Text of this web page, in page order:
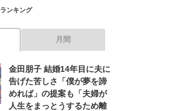
ランキング
月間
金田朋子 結婚14年目に夫に
告げた苦しさ「僕が夢を諦
めれば」の提案も「夫婦が
人生をまっとうするため離